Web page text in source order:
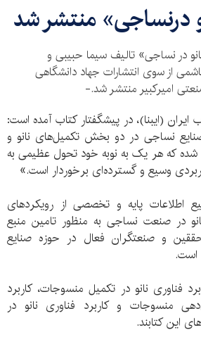
درنساجی» منتشر شد
در نساجی» تالیف سیما حبیبی و
از سوی انتشارات جهاد دانشگاهی
امیرکبیر منتشر شد.-
(ایبنا)، در پیشگفتار کتاب آمده است:
صنایع نساجی در دو بخش تکمیل‌های نانو و
شده که هر یک به نوبه خود تحول عظیمی به
وسیع و گسترده‌ای برخوردار است.»
اطلاعات پایه و تخصصی از رویکردهای
در صنعت نساجی به منظور تامین منبع
و صنعتگران فعال در حوزه صنایع
است.
فناوری نانو در تکمیل منسوجات، کاربرد
منسوجات و کاربرد فناوری نانو در
این کتابند.